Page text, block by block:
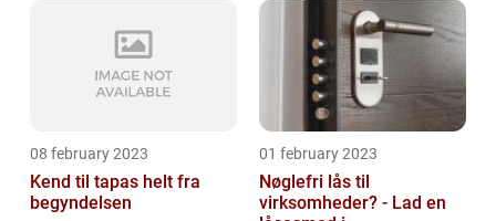
08 february 2023
Kend til tapas helt fra
begyndelsen
01 february 2023
Nøglefri lås til
virksomheder? - Lad en